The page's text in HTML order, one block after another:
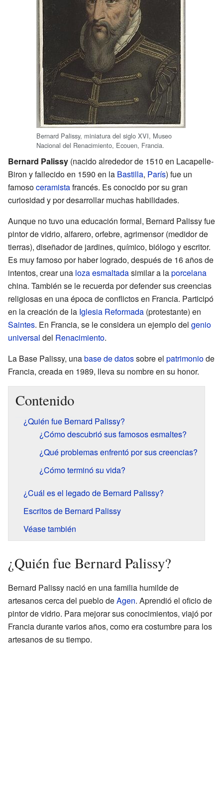
Bernard Palissy, miniatura del siglo XVI, Museo
Nacional del Renacimiento, Ecouen, Francia.
Bernard Palissy (nacido alrededor de 1510 en Lacapelle-
Biron y fallecido en 1590 en la Bastilla, París) fue un
famosoceramistafrancés. Es conocido por su gran
curiosidad y por desarrollar muchas habilidades.
Aunque no tuvo una educación formal, Bernard Palissy fue
pintor de vidrio, alfarero, orfebre, agrimensor (medidor de
tierras), diseñador de jardines, químico, biólogo y escritor.
Es muy famoso por haber logrado, después de 16 años de
intentos, crear una loza esmaltadasimilar a laporcelana
china. También se le recuerda por defender sus creencias
religiosas en una época de conflictos en Francia. Participó
en la creación de la Iglesia Reformada (protestante) en
Saintes. En Francia, se le considera un ejemplo del genio
universal del Renacimiento.
La Base Palissy, unabase de datossobre el patrimoniode
Francia, creada en 1989, lleva su nombre en su honor.
Contenido
¿Quién fue Bernard Palissy?
¿Cómo descubrió sus famosos esmaltes?
¿Qué problemas enfrentó por sus creencias?
¿Cómo terminó su vida?
¿Cuál es el legado de Bernard Palissy?
Escritos de Bernard Palissy
Véase también
¿Quién fue Bernard Palissy?
Bernard Palissy nació en una familia humilde de
artesanos cerca del pueblo deAgen. Aprendió el oficio de
pintor de vidrio. Para mejorar sus conocimientos, viajó por
Francia durante varios años, como era costumbre para los
artesanos de su tiempo.